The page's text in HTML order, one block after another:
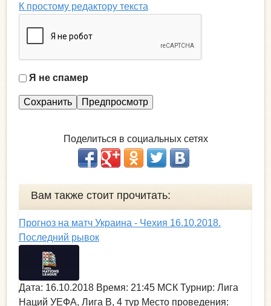
К простому редактору текста
с
Я не спамер
Поделиться в социальных сетях
Вам также стоит прочитать:
Прогноз на матч Украина - Чехия 16.10.2018.
Последний рывок
Дата: 16.10.2018 Время: 21:45 МСК Турнир: Лига
Наций УЕФА, Лига В, 4 тур Место проведения: